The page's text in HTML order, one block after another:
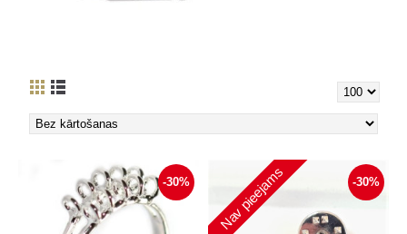
-30% -30%
Nav pieejams